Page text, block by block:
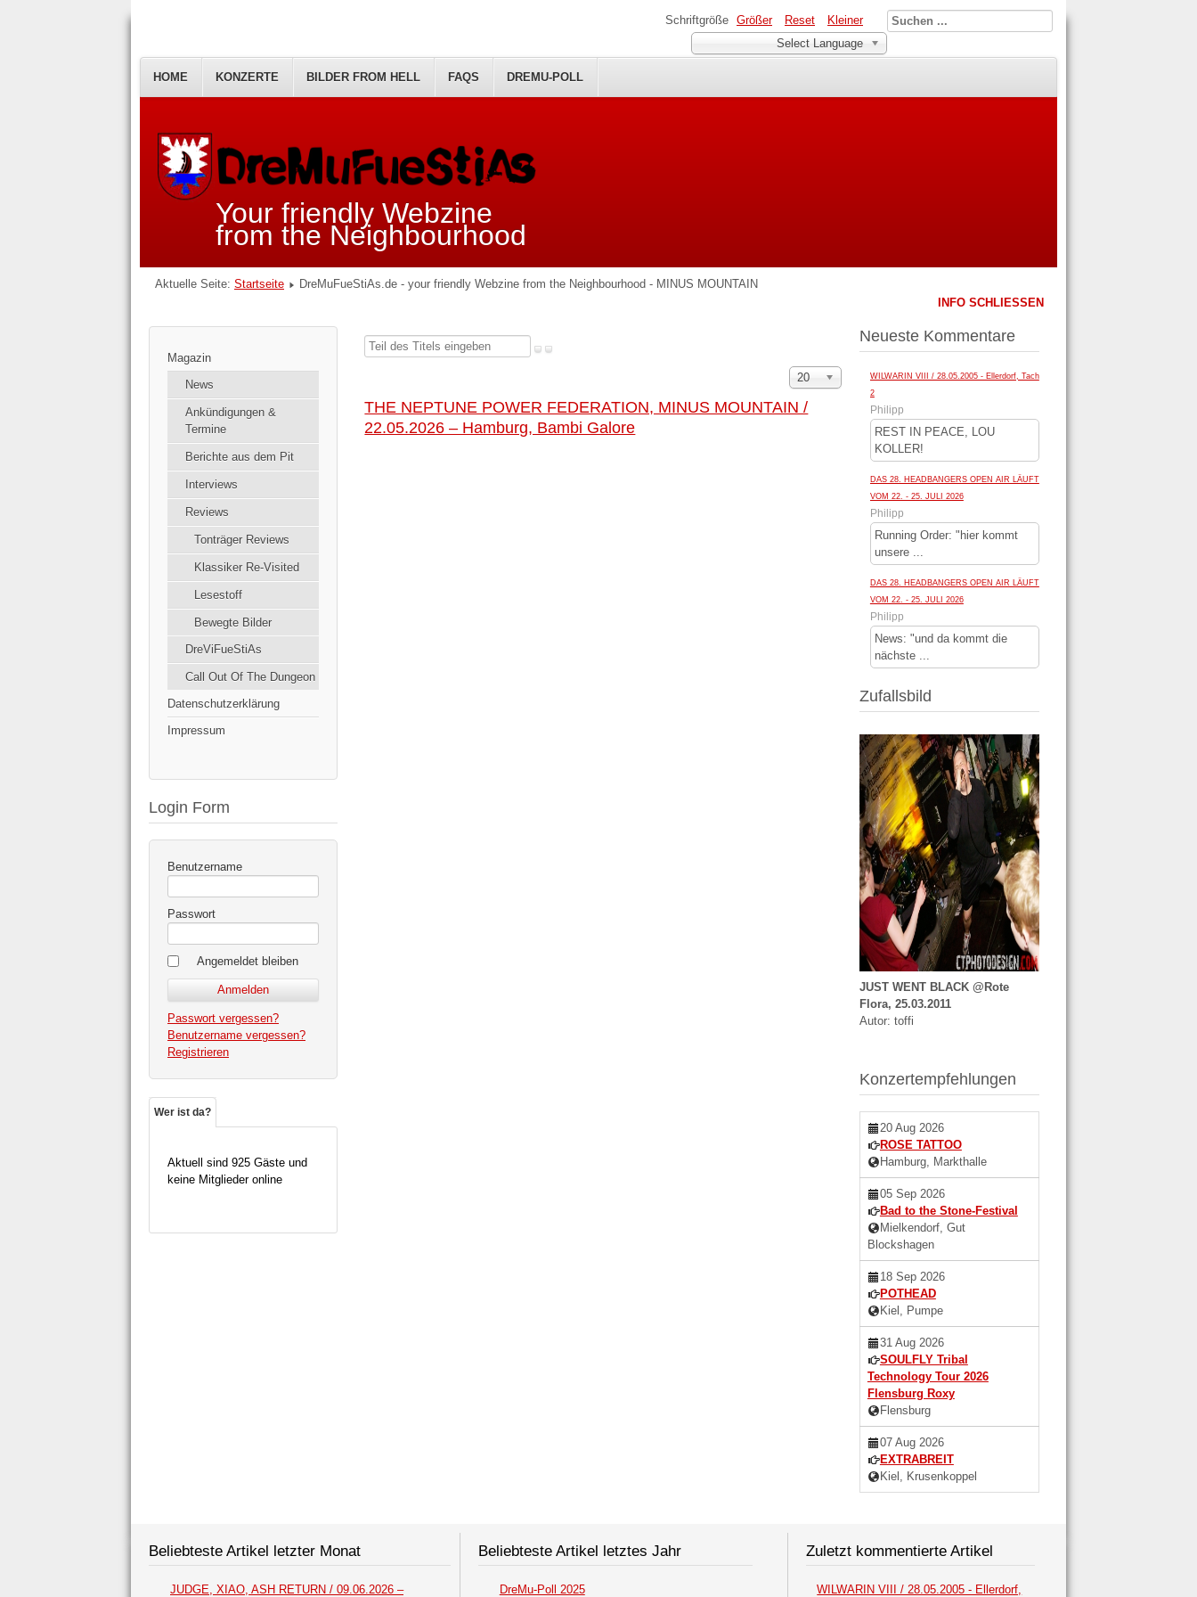
Your friendly Webzine
from the Neighbourhood
HOME KONZERTE BILDER FROM HELL FAQS DREMU-POLL
Schriftgröße Größer Reset
Kleiner
Select Language
Aktuelle Seite: Startseite DreMuFueStiAs.de - your friendly Webzine from the Neighbourhood - MINUS MOUNTAIN
Magazin
News
Ankündigungen &
Termine
Berichte aus dem Pit
Interviews
Reviews
Tonträger Reviews
Klassiker Re-Visited
Lesestoff
Bewegte Bilder
DreViFueStiAs
Call Out Of The Dungeon
Datenschutzerklärung
Impressum
Login Form
Benutzername
Passwort
Angemeldet bleiben
Passwort vergessen?
Benutzername vergessen?
Registrieren
Wer ist da?
Aktuell sind 925 Gäste und
keine Mitglieder online
Teil
eingeben
Anzeige
20
THE NEPTUNE POWER FEDERATION, MINUS MOUNTAIN /
22.05.2026 – Hamburg, Bambi Galore
INFO SCHLIESSEN
Neueste Kommentare
WILWARIN VIII / 28.05.2005 - Ellerdorf, Tach
2
Philipp
REST IN PEACE, LOU
KOLLER!
DAS 28. HEADBANGERS OPEN AIR LÄUFT
VOM 22. - 25. JULI 2026
Philipp
Running Order: "hier kommt
unsere ...
DAS 28. HEADBANGERS OPEN AIR LÄUFT
VOM 22. - 25. JULI 2026
Philipp
News: "und da kommt die
nächste ...
Zufallsbild
JUST WENT BLACK @Rote
Flora, 25.03.2011
Autor: toffi
Konzertempfehlungen
20 Aug 2026
ROSE TATTOO
Hamburg, Markthalle
05 Sep 2026
Bad to the Stone-Festival
Mielkendorf, Gut
Blockshagen
18 Sep 2026
POTHEAD
Kiel, Pumpe
31 Aug 2026
SOULFLY Tribal
Technology Tour 2026
Flensburg Roxy
Flensburg
07 Aug 2026
EXTRABREIT
Kiel, Krusenkoppel
Beliebteste Artikel letzter Monat
JUDGE, XIAO, ASH RETURN / 09.06.2026 –
Beliebteste Artikel letztes Jahr
DreMu-Poll 2025
Zuletzt kommentierte Artikel
WILWARIN VIII / 28.05.2005 - Ellerdorf,